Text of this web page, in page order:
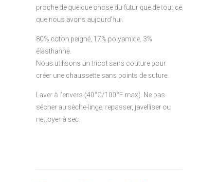
proche de quelque chose du futur que de tout ce
que nous avons aujourd’hui.
80% coton peigné, 17% polyamide, 3%
élasthanne.
Nous utilisons un tricot sans couture pour
créer une chaussette sans points de suture.
Laver à l’envers (40°C/100°F max). Ne pas
sécher au sèche-linge, repasser, javelliser ou
nettoyer à sec.